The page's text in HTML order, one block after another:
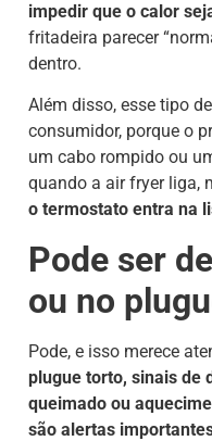
impedir que o calor
fritadeira parecer
dentro.
Além disso, esse tipo
consumidor, porque o
um cabo rompido ou
quando a air fryer liga,
o termostato entra na
Pode ser
ou no
Pode, e isso merece
plugue torto, sinais de
queimado ou
são alertas